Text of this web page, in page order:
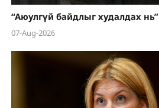
“Аюулгүй байдлыг худалдах нь”
07-Aug-2026